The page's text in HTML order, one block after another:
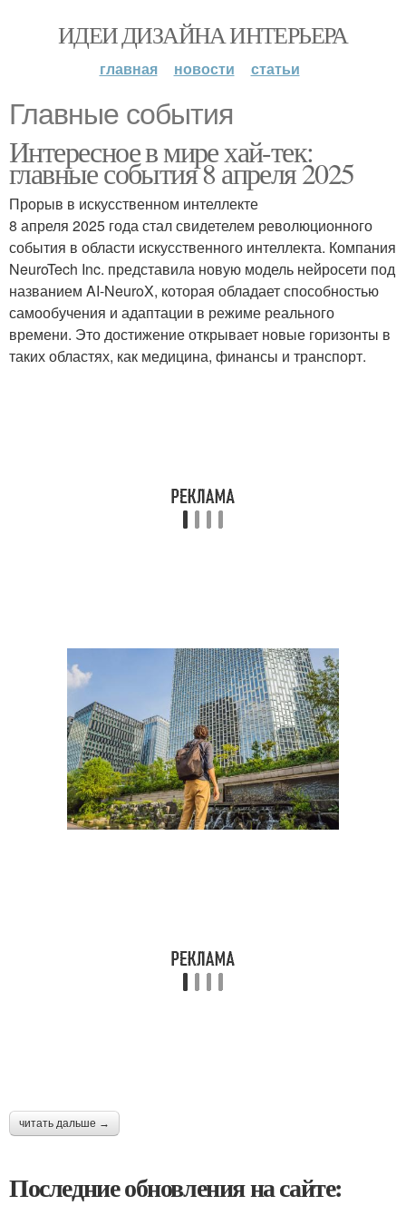
ИДЕИ ДИЗАЙНА ИНТЕРЬЕРА
главная новости статьи
Главные события
Интересное в мире хай-тек:
главные события 8 апреля 2025
Прорыв в искусственном интеллекте
8 апреля 2025 года стал свидетелем революционного
события в области искусственного интеллекта. Компания
NeuroTech Inc. представила новую модель нейросети под
названием AI-NeuroX, которая обладает способностью
самообучения и адаптации в режиме реального
времени. Это достижение открывает новые горизонты в
таких областях, как медицина, финансы и транспорт.
читать дальше →
Последние обновления на сайте: